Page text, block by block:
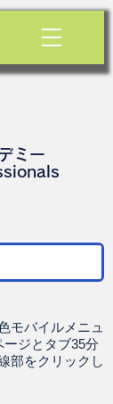
ミー
モバイルメニュ
ージとタブ35分
部をクリックし